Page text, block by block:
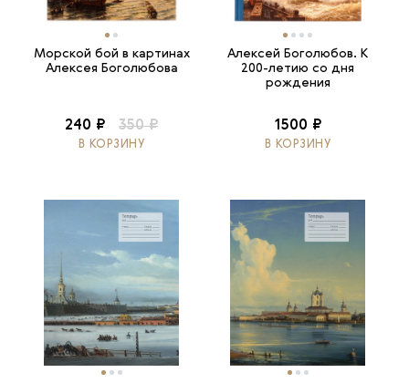
Морской бой в картинах
Алексея Боголюбова
240 ₽ 350 ₽
В КОРЗИНУ
Алексей Боголюбов. К
200-летию со дня
рождения
1500 ₽
В КОРЗИНУ